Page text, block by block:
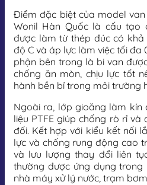
Điểm đặc biệt của model
Wonil Hàn Quốc là cấu tạo
được làm từ thép đúc có khả
độ C và áp lực làm việc tối đa
phận bên trong là bi van
chống ăn mòn, chịu lực tốt
hành bền bỉ trong môi trường
Ngoài ra, lớp gioăng làm kín
liệu PTFE giúp chống rò rỉ
đối. Kết hợp với kiểu kết nối
lực và chống rung động cao
và lưu lượng thay đổi liên
thường được ứng dụng
nhà máy xử lý nước, trạm